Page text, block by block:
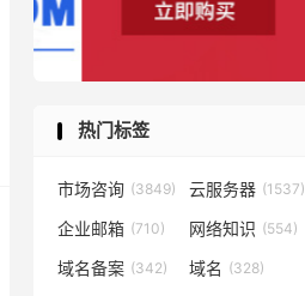
热门标签
市场咨询 (3849) 云服务器 (1537)
企业邮箱 (710) 网络知识 (554)
域名备案 (342) 域名 (328)